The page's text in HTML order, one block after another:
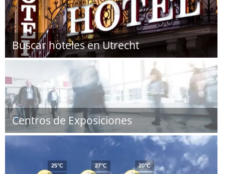
Buscar hoteles en Utrecht
Centros de Exposiciones
25°C
27°C
20°C